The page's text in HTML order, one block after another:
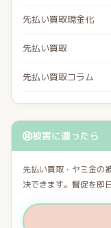
先払い買取現金化
先払い買取
先払い買取コラム
被害に遭ったら
先払い買取・ヤミ金の
決できます。督促を即